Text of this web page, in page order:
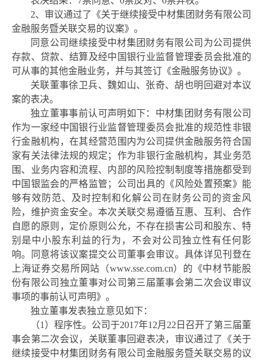
2、审议通过了《关于继续接受中材集团财务有限公司
金融服务暨关联交易的议案》。
同意公司继续接受中材集团财务有限公司为公司提供
存款、贷款、结算及经中国银行业监督管理委员会批准的
可从事的其他金融业务，并与其签订《金融服务协议》。
关联董事徐卫兵、魏如山、张奇、胡也明回避对本议
案的表决。
独立董事事前认可声明如下：中材集团财务有限公司
作为一家经中国银行业监督管理委员会批准的规范性非银
行金融机构，在其经营范围内为公司提供金融服务符合国
家有关法律法规的规定；作为非银行金融机构，其业务范
围、业务内容和流程、内部的风险控制制度等措施都受到
中国银监会的严格监管；公司出具的《风险处置预案》能
够有效防范、及时控制和化解公司在财务公司的资金风
险，维护资金安全。本次关联交易遵循互惠、互利、合作
自愿的原则，定价原则公允，不存在损害公司和股东、特
别是中小股东利益的行为，不会对公司独立性有任何影
响。同意将该议案提交公司董事会审议。具体详见刊登在
上海证券交易所网站（www.sse.com.cn）的《中材节能股
份有限公司独立董事对公司第三届董事会第二次会议审议
事项的事前认可声明》。
独立董事发表独立意见如下：
（1）程序性。公司于2017年12月22日召开了第三届董
事会第二次会议，关联董事回避表决，审议通过了《关于
继续接受中材集团财务有限公司金融服务暨关联交易的议